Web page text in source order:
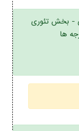
- بخش تئوری
ها